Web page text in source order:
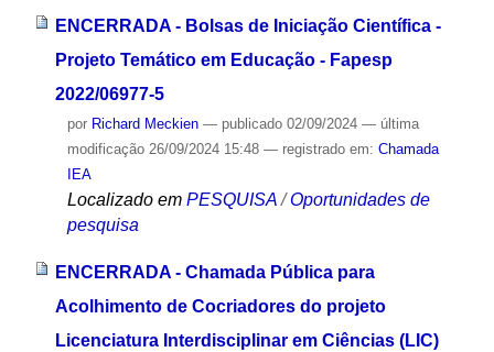
ENCERRADA - Bolsas de Iniciação Científica -
Projeto Temático em Educação - Fapesp
2022/06977-5
por Richard Meckien — publicado02/09/2024 — última
modificação26/09/2024 15:48 — registrado em: Chamada
IEA
Localizado em PESQUISA /Oportunidades de
pesquisa
ENCERRADA - Chamada Pública para
Acolhimento de Cocriadores do projeto
Licenciatura Interdisciplinar em Ciências (LIC)